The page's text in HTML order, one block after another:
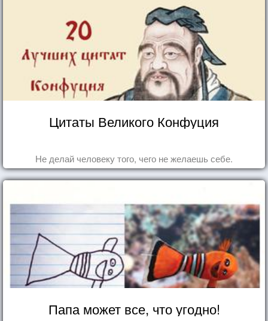
Цитаты Великого Конфуция
Не делай человеку того, чего не желаешь себе.
Папа может все, что угодно!